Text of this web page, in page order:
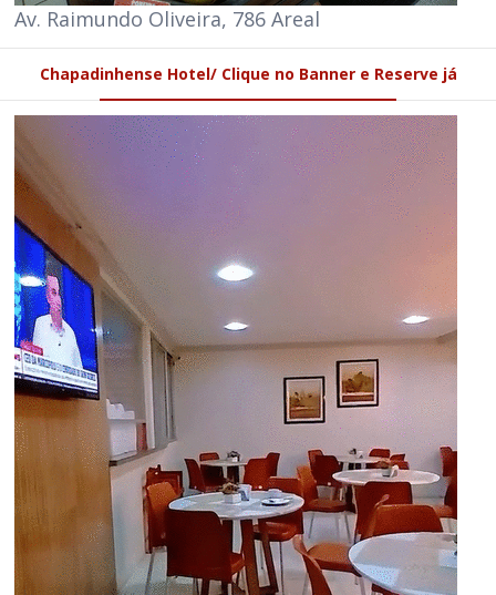
Av. Raimundo Oliveira, 786 Areal
Chapadinhense Hotel/ Clique no Banner e Reserve já